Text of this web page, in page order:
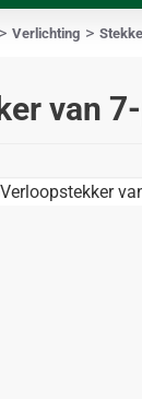
van
Verlichting